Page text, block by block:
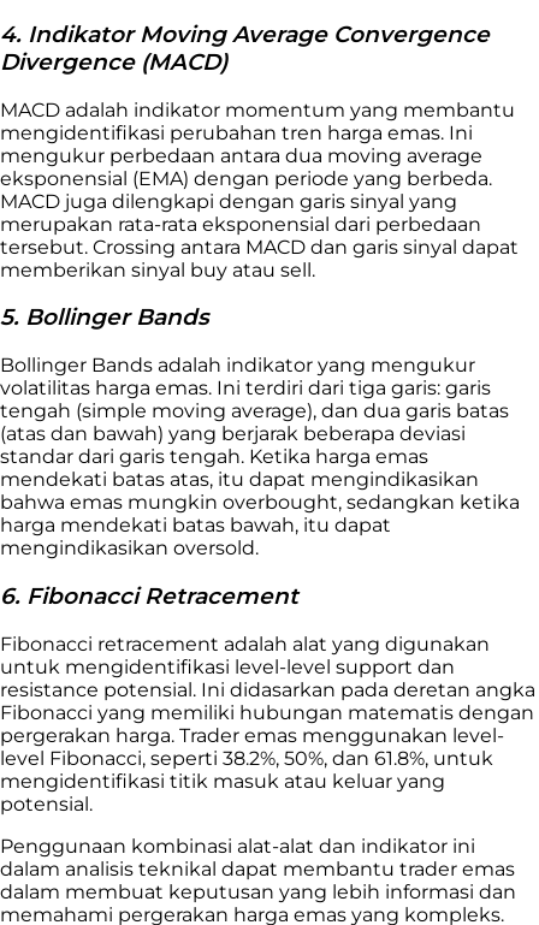
4. Indikator Moving Average Convergence
Divergence (MACD)
MACD adalah indikator momentum yang membantu
mengidentifikasi perubahan tren harga emas. Ini
mengukur perbedaan antara dua moving average
eksponensial (EMA) dengan periode yang berbeda.
MACD juga dilengkapi dengan garis sinyal yang
merupakan rata-rata eksponensial dari perbedaan
tersebut. Crossing antara MACD dan garis sinyal dapat
memberikan sinyal buy atau sell.
5. Bollinger Bands
Bollinger Bands adalah indikator yang mengukur
volatilitas harga emas. Ini terdiri dari tiga garis: garis
tengah (simple moving average), dan dua garis batas
(atas dan bawah) yang berjarak beberapa deviasi
standar dari garis tengah. Ketika harga emas
mendekati batas atas, itu dapat mengindikasikan
bahwa emas mungkin overbought, sedangkan ketika
harga mendekati batas bawah, itu dapat
mengindikasikan oversold.
6. Fibonacci Retracement
Fibonacci retracement adalah alat yang digunakan
untuk mengidentifikasi level-level support dan
resistance potensial. Ini didasarkan pada deretan angka
Fibonacci yang memiliki hubungan matematis dengan
pergerakan harga. Trader emas menggunakan level-
level Fibonacci, seperti 38.2%, 50%, dan 61.8%, untuk
mengidentifikasi titik masuk atau keluar yang
potensial.
Penggunaan kombinasi alat-alat dan indikator ini
dalam analisis teknikal dapat membantu trader emas
dalam membuat keputusan yang lebih informasi dan
memahami pergerakan harga emas yang kompleks.